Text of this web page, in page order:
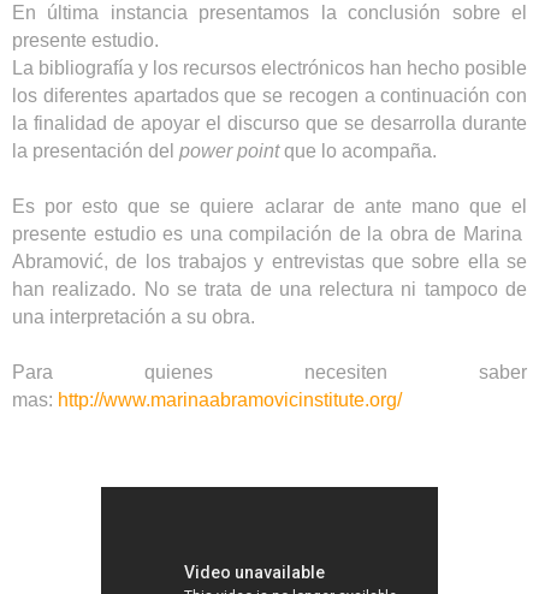
En última instancia presentamos la conclusión sobre el
presente estudio.
La bibliografía y los recursos electrónicos han hecho posible
los diferentes apartados que se recogen a continuación con
la finalidad de apoyar el discurso que se desarrolla durante
la presentación del power pointque lo acompaña.
Es por esto que se quiere aclarar de ante mano que el
presente estudio es una compilación de la obra de Marina
Abramović, de los trabajos y entrevistas que sobre ella se
han realizado. No se trata de una relectura ni tampoco de
una interpretación a su obra.
Para quienes necesiten saber
mas: http://www.marinaabramovicinstitute.org/